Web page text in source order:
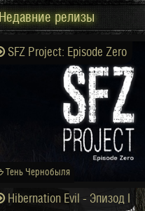
Недавние релизы
SFZ Project: Episode Zero
Тень Чернобыля
Hibernation Evil - Эпизод I